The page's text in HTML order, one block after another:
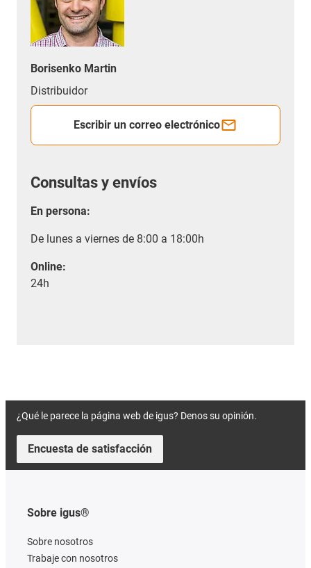
Borisenko Martin
Distribuidor
Escribir un correo electrónico
Consultas y envíos
En persona:
De lunes a viernes de 8:00 a 18:00h
Online:
24h
¿Qué le parece la página web de igus? Denos su opinión.
Encuesta de satisfacción
Sobre igus®
Sobre nosotros
Trabaje con nosotros